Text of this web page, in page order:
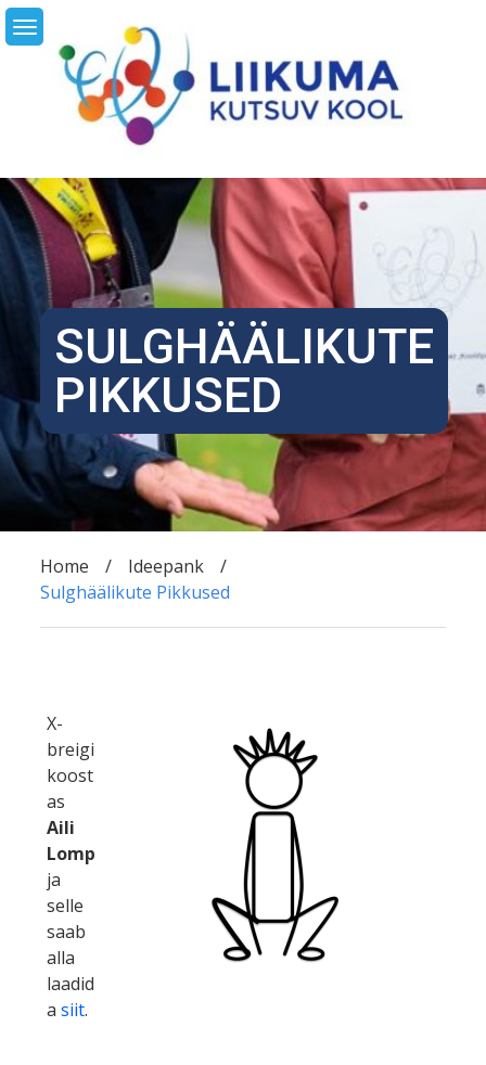
Skip
to
content
SULGHÄÄLIKUTE
PIKKUSED
Home
Ideepank
Sulghäälikute Pikkused
X-
breigi
koost
as
Aili
Lomp
ja
selle
saab
alla
laadid
a siit.